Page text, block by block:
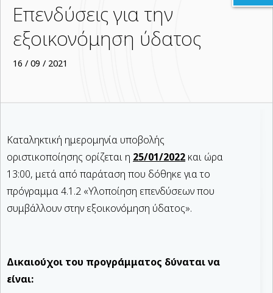
Επενδύσεις για την
εξοικονόμηση ύδατος
16 / 09 / 2021
Καταληκτική ημερομηνία υποβολής
οριστικοποίησης ορίζεται η 25/01/2022 και ώρα
13:00, μετά από παράταση που δόθηκε για το
πρόγραμμα 4.1.2 «Υλοποίηση επενδύσεων που
συμβάλλουν στην εξοικονόμηση ύδατος».
Δικαιούχοι του προγράμματος δύναται να
είναι: